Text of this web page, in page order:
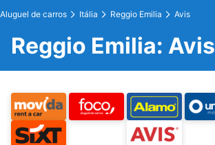
Aluguel de carros Itália Reggio Emilia Avis
Reggio Emilia: Avis